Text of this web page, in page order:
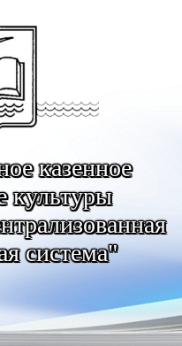
казенное
культуры
система"